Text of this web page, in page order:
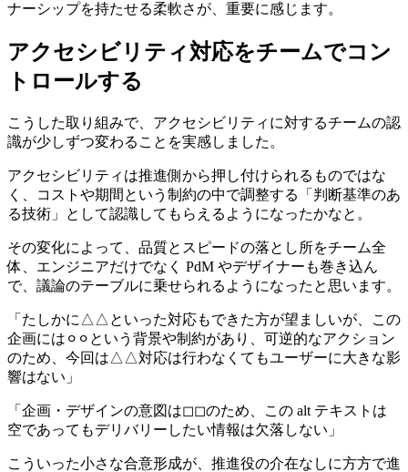
ナーシップを持たせる柔軟さが、重要に感じます。
アクセシビリティ対応をチームでコン
トロールする
こうした取り組みで、アクセシビリティに対するチームの認
識が少しずつ変わることを実感しました。
アクセシビリティは推進側から押し付けられるものではな
く、コストや期間という制約の中で調整する「判断基準のあ
る技術」として認識してもらえるようになったかなと。
その変化によって、品質とスピードの落とし所をチーム全
体、エンジニアだけでなく PdM やデザイナーも巻き込ん
で、議論のテーブルに乗せられるようになったと思います。
「たしかに△△といった対応もできた方が望ましいが、この
企画には⚪︎⚪︎という背景や制約があり、可逆的なアクション
のため、今回は△△対応は行わなくてもユーザーに大きな影
響はない」
「企画・デザインの意図は◻︎◻︎のため、この alt テキストは
空であってもデリバリーしたい情報は欠落しない」
こういった小さな合意形成が、推進役の介在なしに方方で進